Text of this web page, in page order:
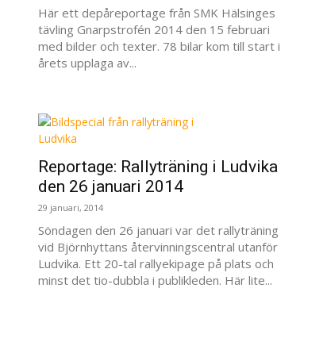
Här ett depåreportage från SMK Hälsinges
tävling Gnarpstrofén 2014 den 15 februari
med bilder och texter. 78 bilar kom till start i
årets upplaga av...
Reportage: Rallyträning i Ludvika
den 26 januari 2014
29 januari, 2014
Söndagen den 26 januari var det rallyträning
vid Björnhyttans återvinningscentral utanför
Ludvika. Ett 20-tal rallyekipage på plats och
minst det tio-dubbla i publikleden. Här lite...